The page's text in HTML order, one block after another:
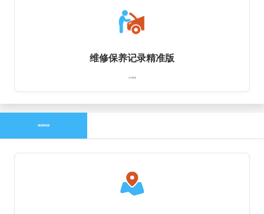
维修保养记录精准版
22.00元
精选数据源